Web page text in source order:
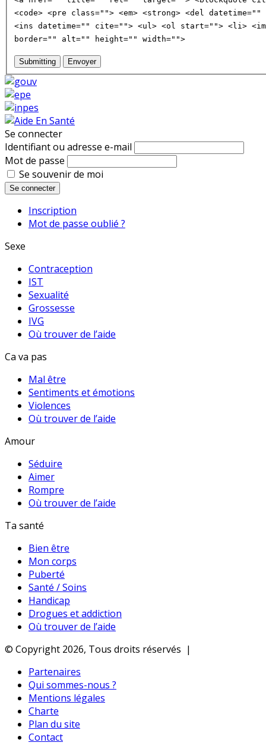
<code> <pre class=""> <em> <strong> <del
<ins datetime="" cite=""> <ul> <ol start=""> <li>
border="" alt="" height="" width="">
Submitting Envoyer
Se connecter
Identifiant ou adresse e-mail
Mot de passe
Se souvenir de moi
Se connecter
Inscription
Mot de passe oublié ?
Sexe
Contraception
IST
Sexualité
Grossesse
IVG
Où trouver de l’aide
Ca va pas
Mal être
Sentiments et émotions
Violences
Où trouver de l’aide
Amour
Séduire
Aimer
Rompre
Où trouver de l’aide
Ta santé
Bien être
Mon corps
Puberté
Santé / Soins
Handicap
Drogues et addiction
Où trouver de l’aide
© Copyright 2026, Tous droits réservés |
Partenaires
Qui sommes-nous ?
Mentions légales
Charte
Plan du site
Contact